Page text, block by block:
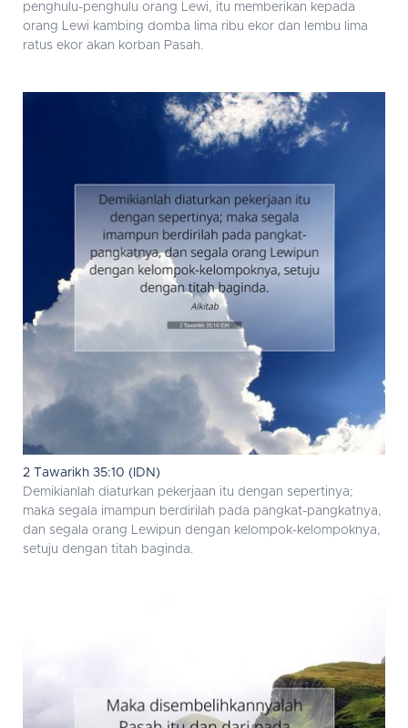
penghulu-penghulu orang Lewi, itu memberikan kepada
orang Lewi kambing domba lima ribu ekor dan lembu lima
ratus ekor akan korban Pasah.
2 Tawarikh 35:10 (IDN)
Demikianlah diaturkan pekerjaan itu dengan sepertinya;
maka segala imampun berdirilah pada pangkat-pangkatnya,
dan segala orang Lewipun dengan kelompok-kelompoknya,
setuju dengan titah baginda.